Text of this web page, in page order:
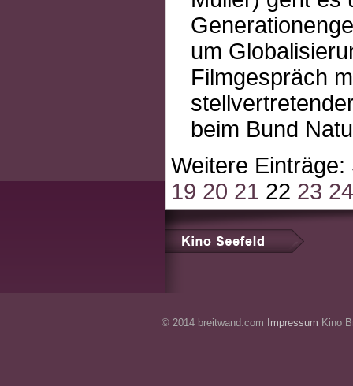
um
Filmgespräch
beim Bund
Weitere
19 20 21 22 23 24
© 2014 breitwand.com Impressum Kino